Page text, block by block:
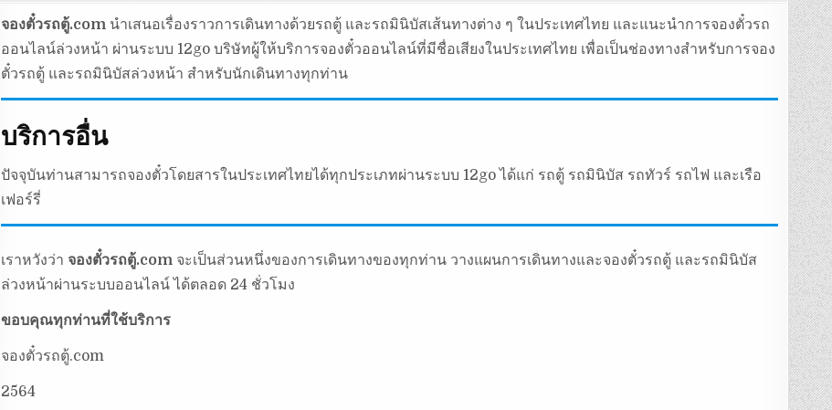
จองตั๋วรถตู้.com นำเสนอเรื่องราวการเดินทางด้วยรถตู้ และรถมินิบัสเส้นทางต่าง ๆ ในประเทศไทย และแนะนำการจองตั๋วรถ
ออนไลน์ล่วงหน้า ผ่านระบบ 12go บริษัทผู้ให้บริการจองตั๋วออนไลน์ที่มีชื่อเสียงในประเทศไทย เพื่อเป็นช่องทางสำหรับการจอง
ตั๋วรถตู้ และรถมินิบัสล่วงหน้า สำหรับนักเดินทางทุกท่าน
บริการอื่น
ปัจจุบันท่านสามารถจองตั๋วโดยสารในประเทศไทยได้ทุกประเภทผ่านระบบ 12go ได้แก่ รถตู้ รถมินิบัส รถทัวร์ รถไฟ และเรือ
เฟอร์รี่
เราหวังว่า จองตั๋วรถตู้.com จะเป็นส่วนหนึ่งของการเดินทางของทุกท่าน วางแผนการเดินทางและจองตั๋วรถตู้ และรถมินิบัส
ล่วงหน้าผ่านระบบออนไลน์ ได้ตลอด 24 ชั่วโมง
ขอบคุณทุกท่านที่ใช้บริการ
จองตั๋วรถตู้.com
2564